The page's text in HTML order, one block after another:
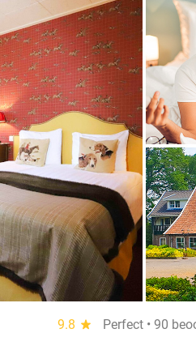
9.8 star
Perfect • 90